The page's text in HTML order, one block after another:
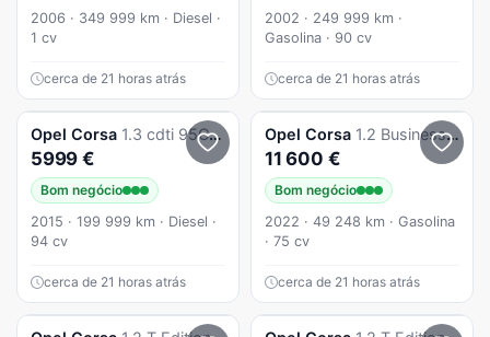
2006 · 349 999 km · Diesel ·
1 cv
cerca de 21 horas atrás
2002 · 249 999 km ·
Gasolina · 90 cv
cerca de 21 horas atrás
Opel Corsa 1.3 cdti 95CVACmuito novo
5999 €
Bom negócio
2015 · 199 999 km · Diesel ·
94 cv
cerca de 21 horas atrás
Opel Corsa 1.2 Business Edition
11 600 €
Bom negócio
2022 · 49 248 km · Gasolina
· 75 cv
cerca de 21 horas atrás